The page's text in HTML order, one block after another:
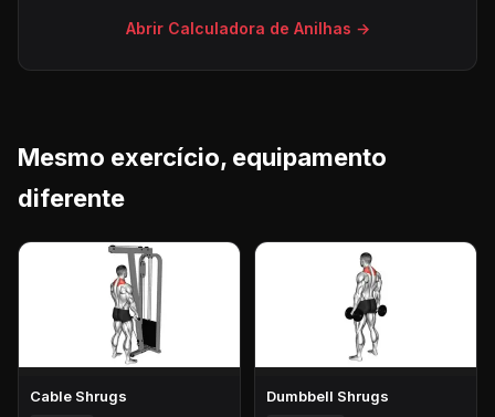
Abrir Calculadora de Anilhas →
Mesmo exercício, equipamento
diferente
Cable Shrugs Dumbbell Shrugs